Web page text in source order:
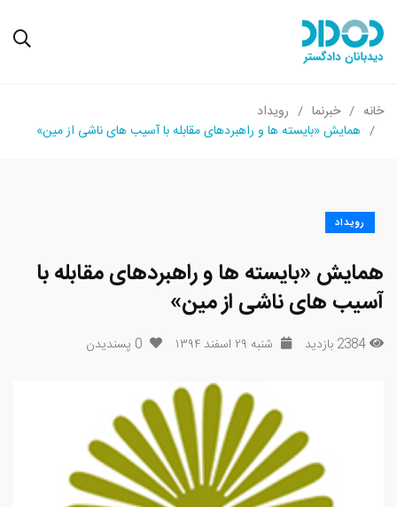
خانه خبرنما
رویداد
همایش «بایسته ها و راهبردهای مقابله با آسیب های ناشی از مین»
رویداد
همایش «بایسته ها و راهبردهای مقابله با
آسیب های ناشی از مین»
2384 بازدید شنبه ۲۹ اسفند ۱۳۹۴ 0 پسندیدن